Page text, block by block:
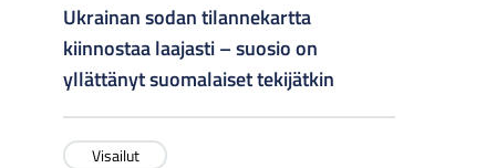
Ukrainan sodan tilannekartta
kiinnostaa laajasti – suosio on
yllättänyt suomalaiset tekijätkin
Visailut